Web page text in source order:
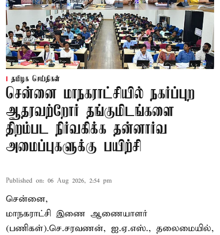
தமிழக செய்திகள்
சென்னை மாநகராட்சியில் நகர்ப்புற
ஆதரவற்றோர் தங்குமிடங்களை
திறம்பட நிர்வகிக்க தன்னார்வ
அமைப்புகளுக்கு பயிற்சி
Published on: 06 Aug 2026, 2:54 pm
சென்னை,
மாநகராட்சி இணை ஆணையாளர்
(பணிகள்).செ.சரவணன், ஐ.ஏ.எஸ்., தலைமையில்,